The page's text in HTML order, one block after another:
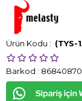
(TYS-
Barkod :